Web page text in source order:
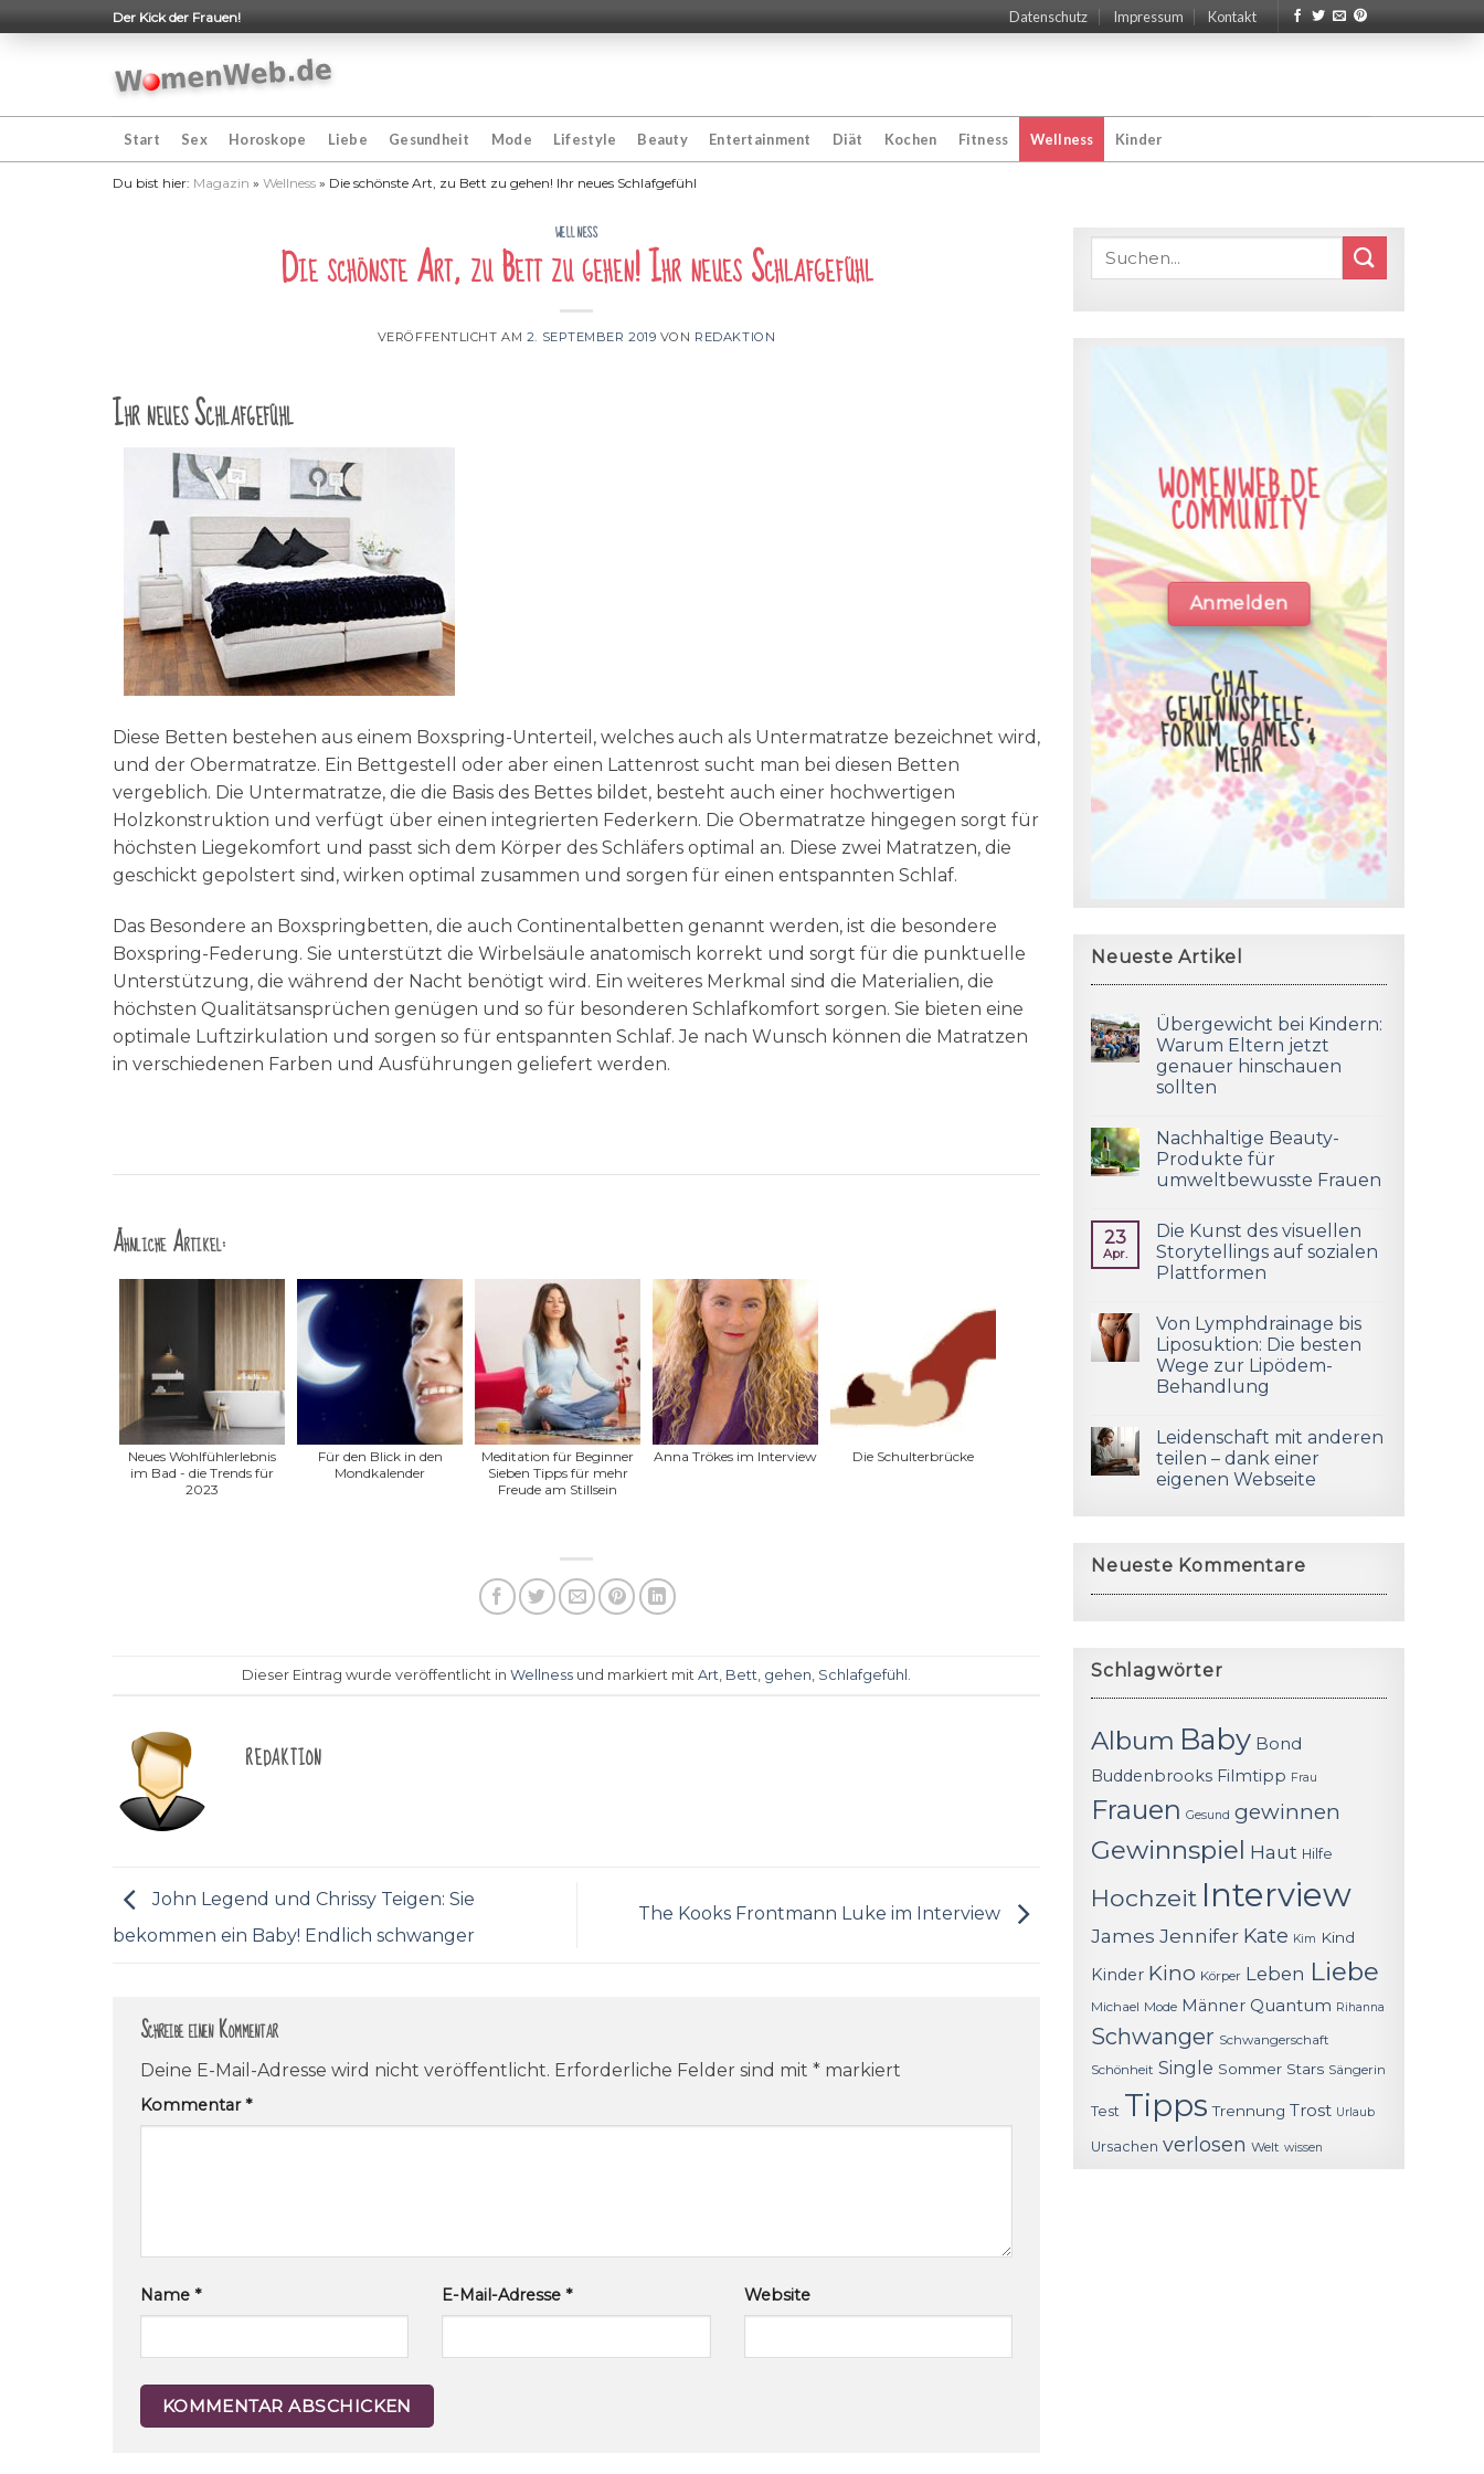
to
Der Kick der Frauen! Datenschutz Impressum Kontakt
Start Sex Horoskope Liebe Gesundheit Mode Lifestyle Beauty Entertainment Diät Kochen Fitness Wellness Kinder
Du bist hier: Magazin » Wellness » Die schönste Art, zu Bett zu gehen! Ihr neues Schlafgefühl
WELLNESS
Die schönste Art, zu Bett zu gehen! Ihr neues Schlafgefühl
VERÖFFENTLICHT AM 2. SEPTEMBER 2019 VON REDAKTION
Ihr neues Schlafgefühl
Diese Betten bestehen aus einem Boxspring-Unterteil, welches auch als Untermatratze bezeichnet wird,
und der Obermatratze. Ein Bettgestell oder aber einen Lattenrost sucht man bei diesen Betten
vergeblich. Die Untermatratze, die die Basis des Bettes bildet, besteht auch einer hochwertigen
Holzkonstruktion und verfügt über einen integrierten Federkern. Die Obermatratze hingegen sorgt für
höchsten Liegekomfort und passt sich dem Körper des Schläfers optimal an. Diese zwei Matratzen, die
geschickt gepolstert sind, wirken optimal zusammen und sorgen für einen entspannten Schlaf.
Das Besondere an Boxspringbetten, die auch Continentalbetten genannt werden, ist die besondere
Boxspring-Federung. Sie unterstützt die Wirbelsäule anatomisch korrekt und sorgt für die punktuelle
Unterstützung, die während der Nacht benötigt wird. Ein weiteres Merkmal sind die Materialien, die
höchsten Qualitätsansprüchen genügen und so für besonderen Schlafkomfort sorgen. Sie bieten eine
optimale Luftzirkulation und sorgen so für entspannten Schlaf. Je nach Wunsch können die Matratzen
in verschiedenen Farben und Ausführungen geliefert werden.
Ähnliche Artikel:
Neues Wohlfühlerlebnis
im Bad - die Trends für
2023
Für den Blick in den
Mondkalender
Meditation für Beginner
Sieben Tipps für mehr
Freude am Stillsein
Anna Trökes im Interview Die Schulterbrücke
Dieser Eintrag wurde veröffentlicht in Wellness und markiert mit Art Bett gehen Schlafgefühl
REDAKTION
John Legend und Chrissy Teigen: Sie
bekommen ein Baby! Endlich schwanger
The Kooks Frontmann Luke im Interview
Schreibe einen Kommentar
Deine E-Mail-Adresse wird nicht veröffentlicht. Erforderliche Felder sind mit * markiert
Kommentar*
Name * E-Mail-Adresse* Website
WOMENWEB.DE
COMMUNITY
Anmelden
CHAT,
GEWINNSPIELE,
FORUM, GAMES &
MEHR
Neueste Artikel
Übergewicht bei Kindern:
Warum Eltern jetzt
genauer hinschauen
sollten
Nachhaltige Beauty-
Produkte für
umweltbewusste Frauen
23
Apr.
Die Kunst des visuellen
Storytellings auf sozialen
Plattformen
Von Lymphdrainage bis
Liposuktion: Die besten
Wege zur Lipödem-
Behandlung
Leidenschaft mit anderen
teilen – dank einer
eigenen Webseite
Neueste Kommentare
Schlagwörter
Album Baby Bond
Buddenbrooks Filmtipp Frau
Frauen Gesund gewinnen
Gewinnspiel Haut Hilfe
Hochzeit Interview
James Jennifer Kate Kim Kind
Kinder Kino Körper Leben Liebe
Michael Mode Männer Quantum Rihanna
Schwanger Schwangerschaft
Schönheit Single Sommer Stars Sängerin
Test Tipps Trennung Trost Urlaub
Ursachen verlosen Welt wissen